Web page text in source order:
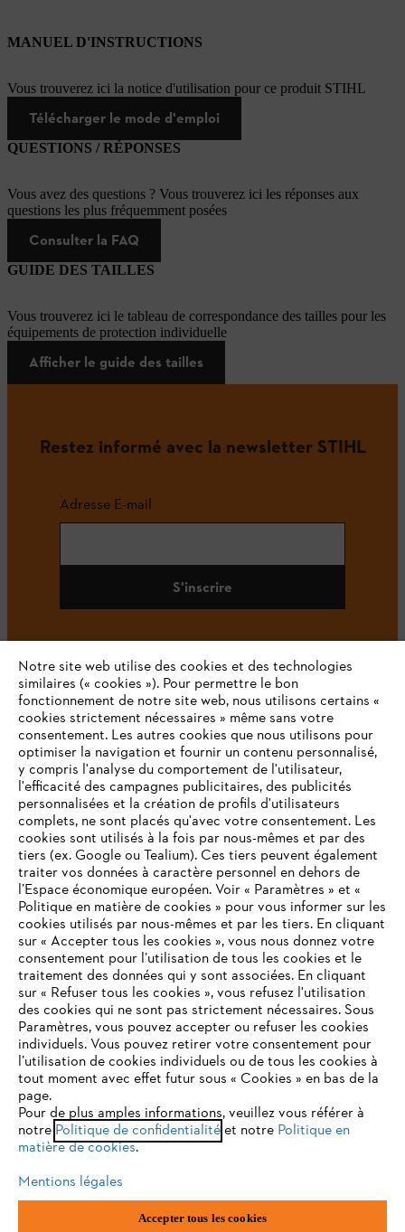
MANUEL D'INSTRUCTIONS
Vous trouverez ici la notice d'utilisation pour ce produit STIHL
Télécharger le mode d'emploi
QUESTIONS / RÉPONSES
Vous avez des questions ? Vous trouverez ici les réponses aux
questions les plus fréquemment posées
Consulter la FAQ
GUIDE DES TAILLES
Vous trouverez ici le tableau de correspondance des tailles pour les
équipements de protection individuelle
Afficher le guide des tailles
Restez informé avec la newsletter STIHL
Adresse E-mail
S'inscrire
#STIHL
L'Entreprise
STIHL FAQ
Contact
Politique de protection des données
Mentions légales Utilisation des cookies
ANDREAS STIHL NV, Veurtstraat 117, 2870 Puurs-Sint-Amands,
VOTRE NAVIGATEUR INTERNET
N'EST PLUS PRIS EN CHARGE
Vous utilisez un navigateur Internet que nous ne prenons plus
en charge, et certaines fonctionnalités de notre site ne
peuvent fonctionner correctement. Pour une utilisation
optimale de notre site, nous vous recommandons de passer à
l'un des navigateurs suivants :
firefox chrome
Notre site web utilise des cookies et des technologies
similaires (« cookies »). Pour permettre le bon
fonctionnement de notre site web, nous utilisons certains «
cookies strictement nécessaires » même sans votre
consentement. Les autres cookies que nous utilisons pour
optimiser la navigation et fournir un contenu personnalisé,
y compris l'analyse du comportement de l'utilisateur,
l'efficacité des campagnes publicitaires, des publicités
personnalisées et la création de profils d'utilisateurs
complets, ne sont placés qu'avec votre consentement. Les
cookies sont utilisés à la fois par nous-mêmes et par des
tiers (ex. Google ou Tealium). Ces tiers peuvent également
traiter vos données à caractère personnel en dehors de
l’Espace économique européen. Voir « Paramètres » et «
Politique en matière de cookies » pour vous informer sur les
cookies utilisés par nous-mêmes et par les tiers. En cliquant
sur « Accepter tous les cookies », vous nous donnez votre
consentement pour l’utilisation de tous les cookies et le
traitement des données qui y sont associées. En cliquant
sur « Refuser tous les cookies », vous refusez l'utilisation
des cookies qui ne sont pas strictement nécessaires. Sous
Paramètres, vous pouvez accepter ou refuser les cookies
individuels. Vous pouvez retirer votre consentement pour
l’utilisation de cookies individuels ou de tous les cookies à
tout moment avec effet futur sous « Cookies » en bas de la
page.
Pour de plus amples informations, veuillez vous référer à
notre Politique de confidentialitéet notre Politique en
matière de cookies.
Mentions légales
Accepter tous les cookies